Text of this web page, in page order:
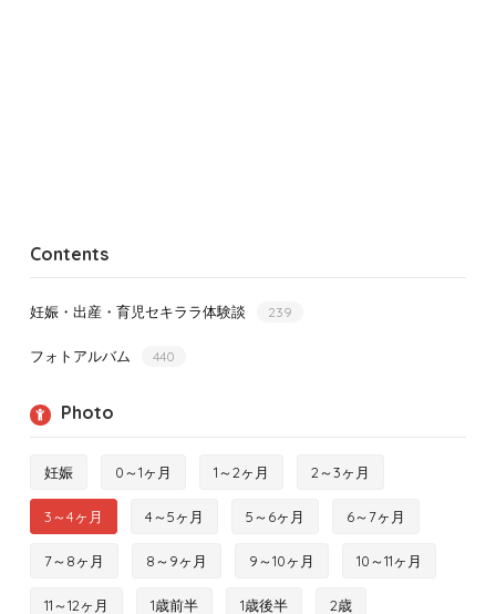
Contents
妊娠・出産・育児セキララ体験談 239
フォトアルバム 440
Photo
妊娠 0～1ヶ月 1～2ヶ月 2～3ヶ月
3～4ヶ月 4～5ヶ月 5～6ヶ月 6～7ヶ月
7～8ヶ月 8～9ヶ月 9～10ヶ月 10～11ヶ月
11～12ヶ月 1歳前半 1歳後半 2歳